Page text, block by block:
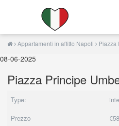
Appartamenti in affitto Napoli Piazza
08-06-2025
Piazza Principe
Type:
Prezzo